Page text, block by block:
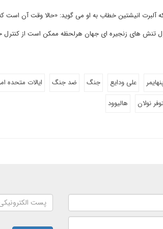
آلبرت انیشتین خطاب به او می گوید: «حالا وقت آن است
تنش های زنجیره ای جهان هرلحظه ممکن است از کنترل
علی ودایع جنگ ضد جنگ ایالات متحده
نولان هالیوود